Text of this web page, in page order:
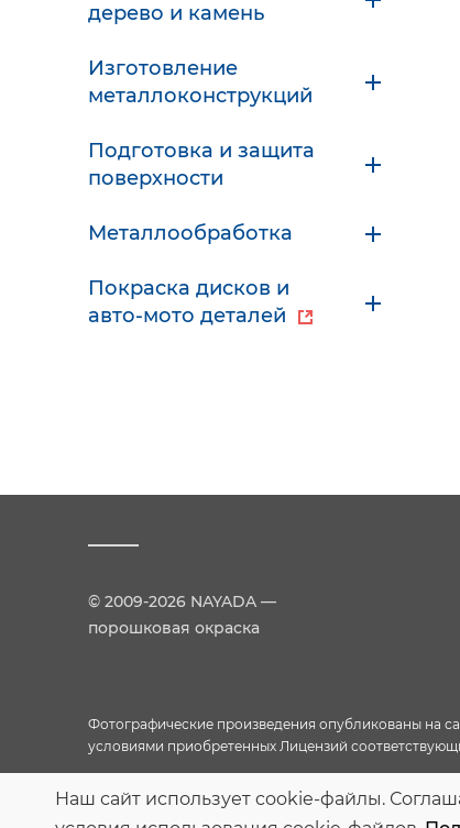
дерево и камень
Изготовление
металлоконструкций
Подготовка и защита
поверхности
Металлообработка
Покраска дисков и
авто-мото деталей
© 2009-2026 NAYADA —
порошковая окраска
Фотографические произведения опубликованы на
условиями приобретенных Лицензий
Персональные данные опубликованы на сайте при
кругом лиц опубликованных персональных данных
Наш сайт использует cookie-файлы.